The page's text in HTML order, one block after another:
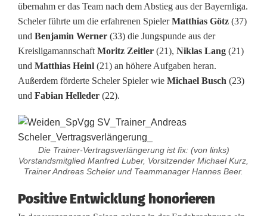
W
e
i
d
e
n
s
t
e
übernahm er das Team nach dem Abstieg aus der Bayernliga.
Scheler führte um die erfahrenen SpielerMatthias Götz (37)
und Benjamin Werner (33) die Jungspunde aus der
Kreisligamannschaft Moritz Zeitler (21), Niklas Lang (21)
und Matthias Heinl (21) an höhere Aufgaben heran.
Außerdem förderte Scheler Spieler wie Michael Busch (23)
und Fabian Helleder (22).
Die Trainer-Vertragsverlängerung ist fix: (von links)
Vorstandsmitglied Manfred Luber, Vorsitzender Michael Kurz,
Trainer Andreas Scheler und Teammanager Hannes Beer.
Positive Entwicklung honorieren